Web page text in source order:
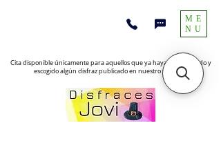
Cita disponible únicamente para aquellos que ya hayan encontrado y
escogido algún disfraz publicado en nuestro sitio web
ME
NU